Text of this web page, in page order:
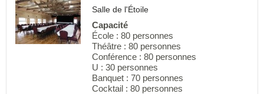
Salle de l'Étoile
Capacité
École : 80 personnes
Théâtre : 80 personnes
Conférence : 80 personnes
U : 30 personnes
Banquet : 70 personnes
Cocktail : 80 personnes